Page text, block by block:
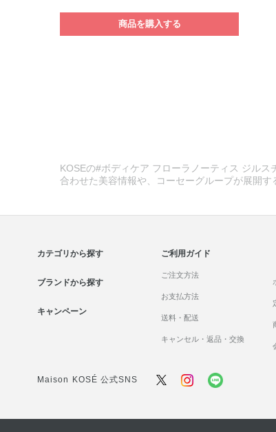
商品を購入する
KOSEの#ボディケア フローラノーティス ジル
合わせた美容情報や、コーセーグループが展開す
カテゴリから探す
ブランドから探す
キャンペーン
ご利用ガイド
ご注文方法
お支払方法
送料・配送
キャンセル・返品・交換
Maison KOSÉ 公式SNS